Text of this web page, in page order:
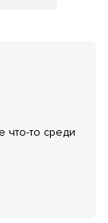
что-то среди